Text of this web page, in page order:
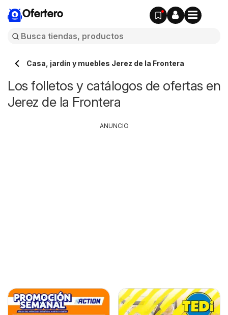
Ofertero
Casa, jardín y muebles Jerez de la Frontera
Los folletos y catálogos de ofertas en
Jerez de la Frontera
ANUNCIO